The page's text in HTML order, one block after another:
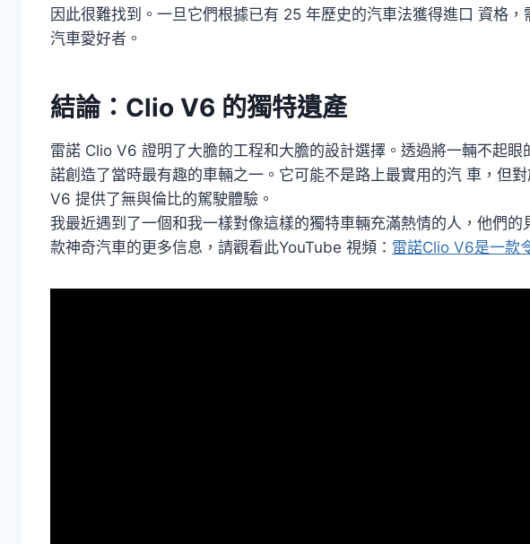
因此很難找到。一旦它們根據已有 25 年歷史的汽車法獲得進口 資格
汽車愛好者。
結論：Clio V6 的獨特遺產
雷諾 Clio V6 證明了大膽的工程和大膽的設計選擇。透過將一輛不起
諾創造了當時最有趣的車輛之一。它可能不是路上最實用的汽 車，但
V6 提供了無與倫比的駕駛體驗。
我最近遇到了一個和我一樣對像這樣的獨特車輛充滿熱情的人，他們
款神奇汽車的更多信息，請觀看此YouTube 視頻： 雷諾Clio V6是一款